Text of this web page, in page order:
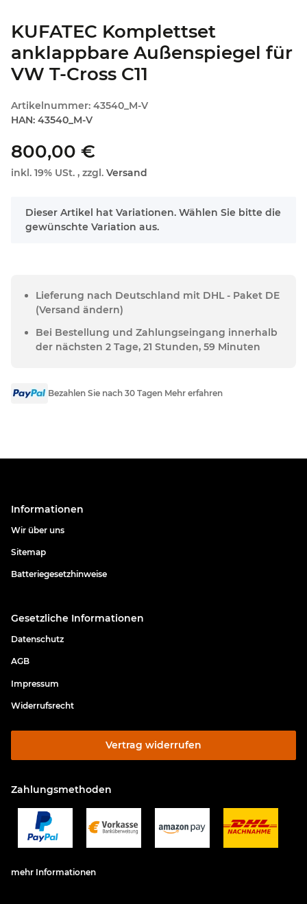
KUFATEC Komplettset
anklappbare Außenspiegel für
VW T-Cross C11
Artikelnummer: 43540_M-V
HAN: 43540_M-V
800,00 €
inkl. 19% USt. , zzgl. Versand
x
Dieser Artikel hat Variationen. Wählen Sie bitte die
gewünschte Variation aus.
Lieferung nach Deutschland mit DHL - Paket DE
(Versand ändern)
Bei Bestellung und Zahlungseingang innerhalb
der nächsten 2 Tage, 21 Stunden, 59 Minuten
Bezahlen Sie nach 30 Tagen Mehr erfahren
Informationen
Wir über uns
Sitemap
Batteriegesetzhinweise
Gesetzliche Informationen
Datenschutz
AGB
Impressum
Widerrufsrecht
Vertrag widerrufen
Zahlungsmethoden
mehr Informationen